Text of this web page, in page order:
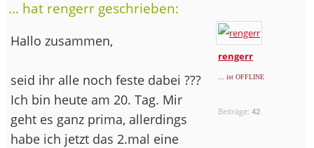
... hat rengerr geschrieben:
rengerr
... ist OFFLINE
Beiträge:42
Hallo zusammen,
seid ihr alle noch feste dabei ???
Ich bin heute am 20. Tag. Mir
geht es ganz prima, allerdings
habe ich jetzt das 2.mal eine